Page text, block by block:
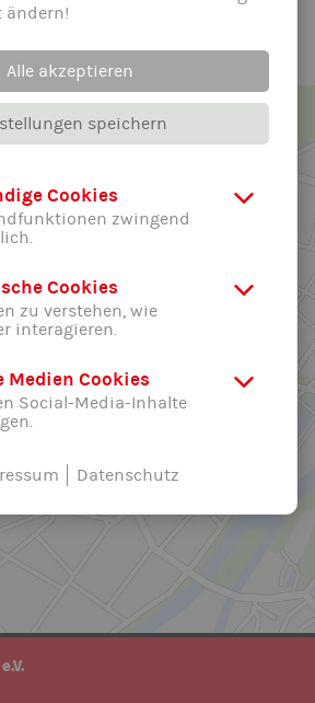
ändern!
Alle akzeptieren
speichern
Cookies
zwingend
Cookies
zu verstehen, wie
interagieren.
Medien Cookies
Social-Media-Inhalte
Datenschutz